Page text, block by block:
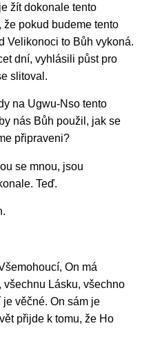
žít dokonale tento
pokud budeme tento
Velikonoci to Bůh vykoná.
dní, vyhlásili půst pro
slitoval.
na Ugwu-Nso tento
nás Bůh použil, jak se
připraveni?
se mnou, jsou
Teď.
On má
všechnu Lásku, všechno
věčné. On sám je
přijde k tomu, že Ho